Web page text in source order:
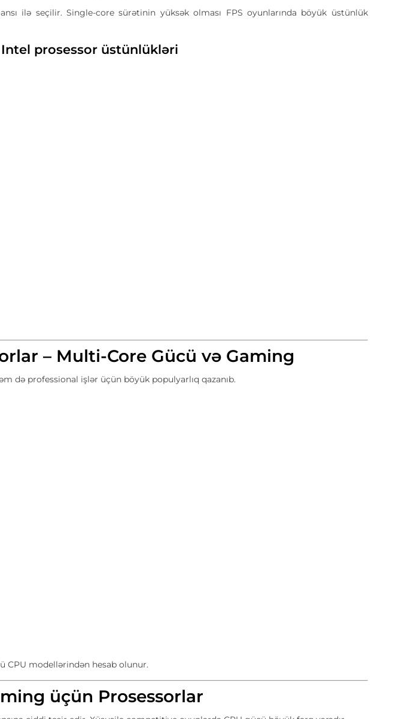
ilə seçilir. Single-core sürətinin yüksək olması FPS oyunlarında böyük üstünlük
Intel prosessor üstünlükləri
– Multi-Core Gücü və Gaming
də professional işlər üçün böyük populyarlıq qazanıb.
CPU modellərindən hesab olunur.
üçün Prosessorlar